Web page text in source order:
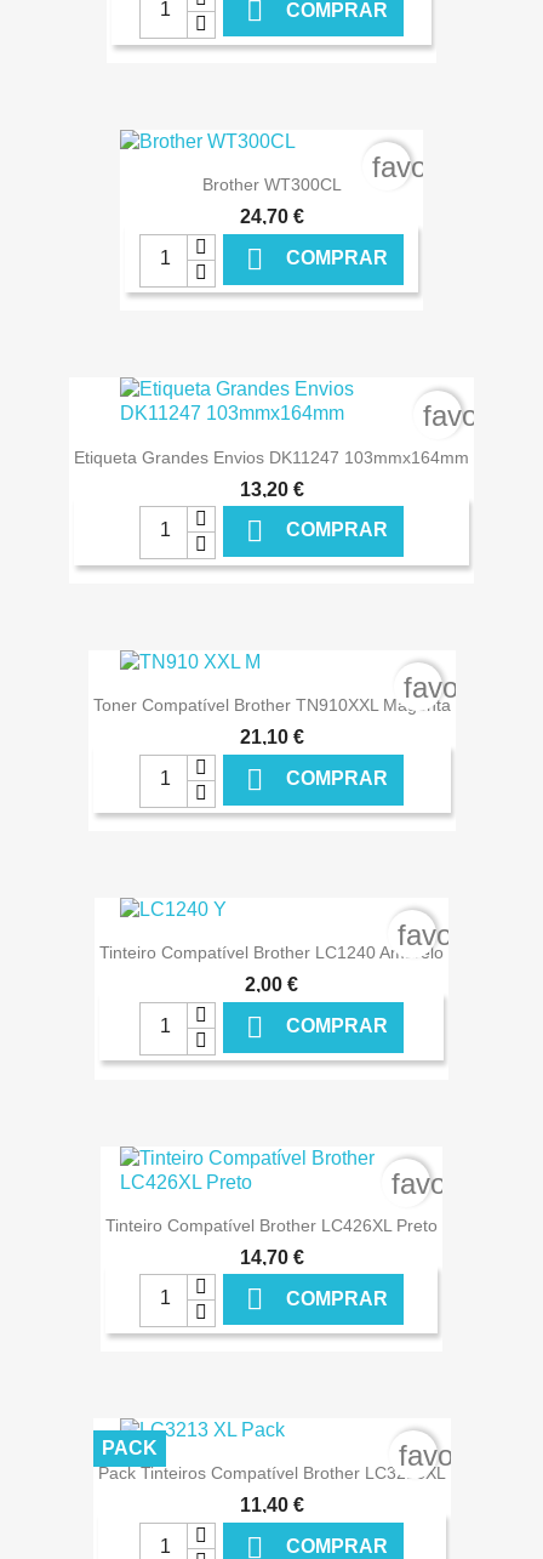
 COMPRAR
Brother WT300CL
24,70 €
 COMPRAR
€ ONLINE
Etiqueta Grandes Envios DK11247 103mmx164mm
13,20 €
 COMPRAR
Toner Compatível Brother TN910XXL Magenta
21,10 €
 COMPRAR
€ ONLINE
Tinteiro Compatível Brother LC1240 Amarelo
2,00 €
 COMPRAR
€ ONLINE
Tinteiro Compatível Brother LC426XL Preto
14,70 €
 COMPRAR
Pack Tinteiros Compatível Brother LC3213XL
11,40 €
 COMPRAR
PACK